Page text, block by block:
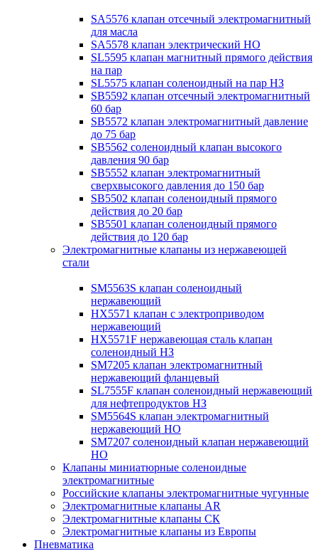
SA5576 клапан отсечный электромагнитный
для масла
SA5578 клапан электрический НО
SL5595 клапан магнитный прямого действия
на пар
SL5575 клапан соленоидный на пар НЗ
SB5592 клапан отсечный электромагнитный
60 бар
SB5572 клапан электромагнитный давление
до 75 бар
SB5562 соленоидный клапан высокого
давления 90 бар
SB5552 клапан электромагнитный
сверхвысокого давления до 150 бар
SB5502 клапан соленоидный прямого
действия до 20 бар
SB5501 клапан соленоидный прямого
действия до 120 бар
Электромагнитные клапаны из нержавеющей
стали
SM5563S клапан соленоидный
нержавеющий
HX5571 клапан с электроприводом
нержавеющий
HX5571F нержавеющая сталь клапан
соленоидный НЗ
SM7205 клапан электромагнитный
нержавеющий фланцевый
SL7555F клапан соленоидный нержавеющий
для нефтепродуктов НЗ
SM5564S клапан электромагнитный
нержавеющий НО
SM7207 соленоидный клапан нержавеющий
НО
Клапаны миниатюрные соленоидные
электромагнитные
Российские клапаны электромагнитные чугунные
Электромагнитные клапаны AR
Электромагнитные клапаны СК
Электромагнитные клапаны из Европы
Пневматика